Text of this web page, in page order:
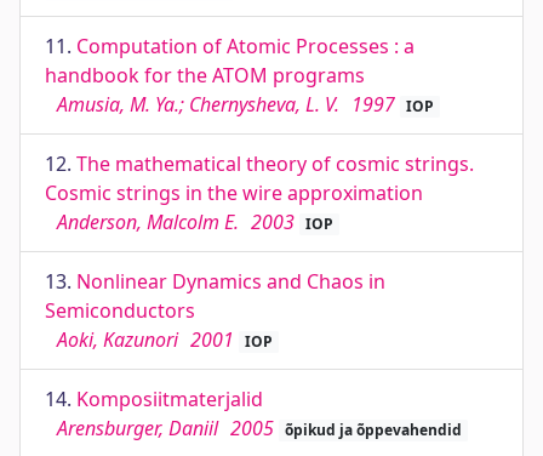
11. Computation of Atomic Processes : a
handbook for the ATOM programs
Amusia, M. Ya.; Chernysheva, L. V. 1997 IOP
12. The mathematical theory of cosmic strings.
Cosmic strings in the wire approximation
Anderson, Malcolm E. 2003 IOP
13. Nonlinear Dynamics and Chaos in
Semiconductors
Aoki, Kazunori 2001 IOP
14. Komposiitmaterjalid
Arensburger, Daniil 2005 õpikud ja õppevahendid